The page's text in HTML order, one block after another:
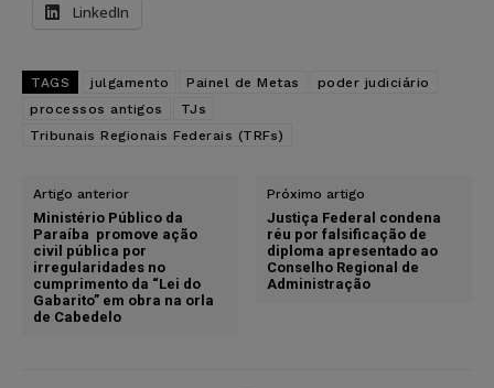
LinkedIn
TAGS julgamento Painel de Metas
poder judiciário
processos antigos
TJs
Tribunais Regionais Federais (TRFs)
Artigo anterior
Ministério Público da
Paraíba promove ação
civil pública por
irregularidades no
cumprimento da “Lei do
Gabarito” em obra na orla
de Cabedelo
Próximo artigo
Justiça Federal condena
réu por falsificação de
diploma apresentado ao
Conselho Regional de
Administração